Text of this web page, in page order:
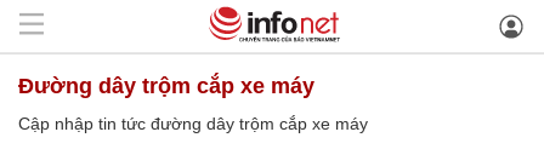
đường dây trộm cắp xe máy
Cập nhập tin tức đường dây trộm cắp xe máy